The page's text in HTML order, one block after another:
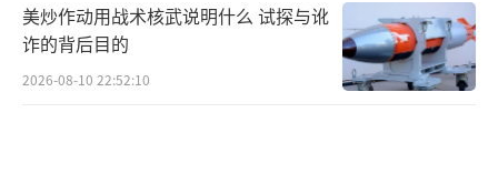
美炒作动用战术核武说明什么 试探与讹
诈的背后目的
2026-08-10 22:52:10